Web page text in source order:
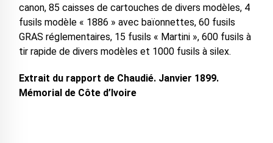
canon, 85 caisses de cartouches de divers modèles, 4
fusils modèle « 1886 » avec baïonnettes, 60 fusils
GRAS réglementaires, 15 fusils « Martini », 600 fusils à
tir rapide de divers modèles et 1000 fusils à silex.
Extrait du rapport de Chaudié. Janvier 1899.
Mémorial de Côte d’Ivoire